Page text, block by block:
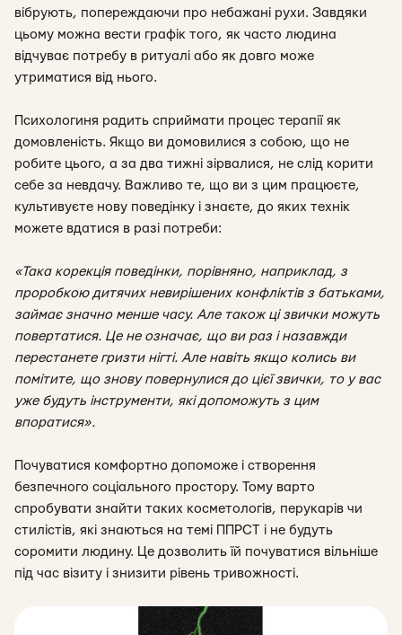
вібрують, попереждаючи про небажані рухи. Завдяки
цьому можна вести графік того, як часто людина
відчуває потребу в ритуалі або як довго може
утриматися від нього.
Психологиня радить сприймати процес терапії як
домовленість. Якщо ви домовилися з собою, що не
робите цього, а за два тижні зірвалися, не слід корити
себе за невдачу. Важливо те, що ви з цим працюєте,
культивуєте нову поведінку і знаєте, до яких технік
можете вдатися в разі потреби:
«Така корекція поведінки, порівняно, наприклад, з
проробкою дитячих невирішених конфліктів з батьками,
займає значно менше часу. Але також ці звички можуть
повертатися. Це не означає, що ви раз і назавжди
перестанете гризти нігті. Але навіть якщо колись ви
помітите, що знову повернулися до цієї звички, то у вас
уже будуть інструменти, які допоможуть з цим
впоратися».
Почуватися комфортно допоможе і створення
безпечного соціального простору. Тому варто
спробувати знайти таких косметологів, перукарів чи
стилістів, які знаються на темі ППРСТ і не будуть
соромити людину. Це дозволить їй почуватися вільніше
під час візиту і знизити рівень тривожності.